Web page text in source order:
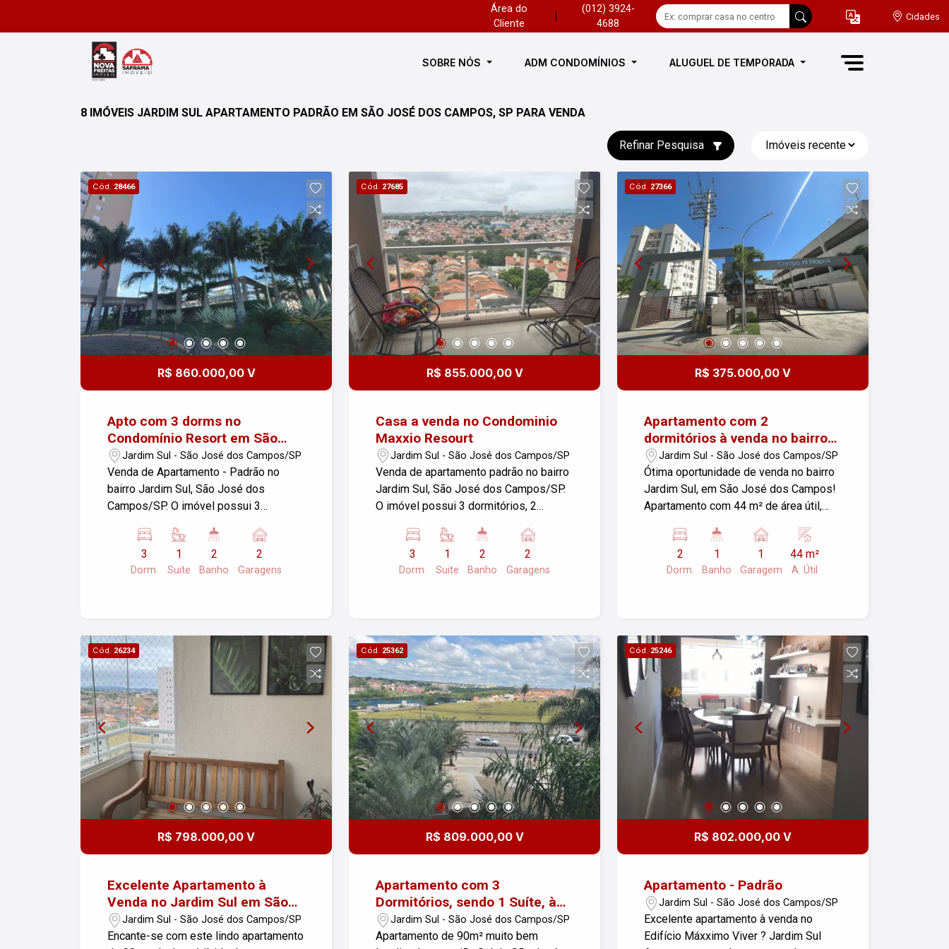
Área do
Cliente
(012) 3924-
4688
Cidades
SOBRE NÓS ADM CONDOMÍNIOS ALUGUEL DE TEMPORADA
8 IMÓVEIS JARDIM SUL APARTAMENTO PADRÃO EM SÃO JOSÉ DOS CAMPOS, SP PARA VENDA
Refinar Pesquisa
Cód. 28466
R$ 860.000,00 V
Apto com 3 dorms no
Condomínio Resort em São
José dos Campos, Jardim Sul
Jardim Sul - São José dos Campos/SP
Venda de Apartamento - Padrão no
bairro Jardim Sul, São José dos
Campos/SP. O imóvel possui 3
garagens e uma área útil de 90,00 m². O
condomínio resort oferece lazer
completo: Piscina adulto e infantil;
hidromassagem; Pista para caminhada;
Área Pet; Brinquedoteca; Sala de
Estudos; Quadra de grama; Salão de
Festas Infantil; Beauty care. Ideal para
quem busca conforto e qualidade de
vida. Aproveite essa oportunidade!
3
Dorm.
1
Suite
2
Banho
2
Garagens
Cód. 27685
R$ 855.000,00 V
Casa a venda no Condominio
Maxxio Resourt
Jardim Sul - São José dos Campos/SP
Venda de apartamento padrão no bairro
Jardim Sul, São José dos Campos/SP.
O imóvel possui 3 dormitórios, 2
Localização tranquila e com fácil
acesso a comércios e serviços da
região. Ideal para famílias que buscam
3
Dorm.
1
Suite
2
Banho
2
Garagens
Cód. 27366
R$ 375.000,00 V
Apartamento com 2
dormitórios à venda no bairro
Jardim Sul em São José dos
Campos!
Jardim Sul - São José dos Campos/SP
Ótima oportunidade de venda no bairro
Jardim Sul, em São José dos Campos!
Apartamento com 44 m² de área útil,
quem busca praticidade, conforto e
excelente custo-benefício. O imóvel
conta com: 2 dormitórios Banheiro Sala
estrutura de lazer para toda a família:
Piscina Espaço gourmet Playground
Localização estratégica, com fácil
acesso às principais vias da cidade e
próximo a comércios, escolas,
supermercados e serviços em geral.
Entre em contato para mais
informações e agende sua visita.
Imobiliária Nova Freitas, seu sonho
começa aqui!
2
Dorm.
1
Banho
1
Garagem
44 m²
A. Útil
Cód. 26234
R$ 798.000,00 V
Excelente Apartamento à
Venda no Jardim Sul em São
José dos Campos
Jardim Sul - São José dos Campos/SP
Encante-se com este lindo apartamento
Cód. 25362
R$ 809.000,00 V
Apartamento com 3
Dormitórios, sendo 1 Suíte, à
venda no Jardim Sul em São
José dos Campos
Jardim Sul - São José dos Campos/SP
Apartamento de 90m² muito bem
Cód. 25246
R$ 802.000,00 V
Apartamento - Padrão
Jardim Sul - São José dos Campos/SP
Excelente apartamento à venda no
Edifício Máxximo Viver ? Jardim Sul